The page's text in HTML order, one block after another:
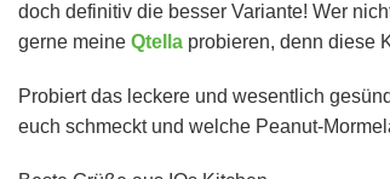
doch definitiv die besser Variante! Wer
gerne meine Qtella probieren, denn diese
Probiert das leckere und wesentlich
euch schmeckt und welche Peanut-